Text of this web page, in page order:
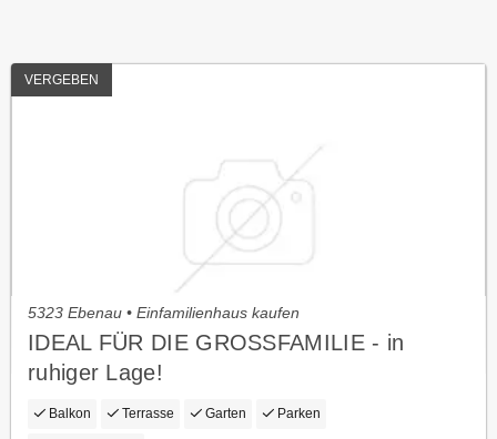
VERGEBEN
5323 Ebenau • Einfamilienhaus kaufen
IDEAL FÜR DIE GROSSFAMILIE - in
ruhiger Lage!
Balkon Terrasse Garten Parken